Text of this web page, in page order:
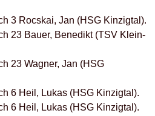
Rocskai, Jan (HSG Kinzigtal).
Bauer, Benedikt (TSV Klein-
Wagner, Jan (HSG
Heil, Lukas (HSG Kinzigtal).
Heil, Lukas (HSG Kinzigtal).